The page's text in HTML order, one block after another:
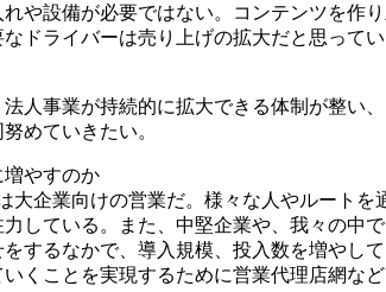
や設備が必要ではない。コンテンツを作
ドライバーは売り上げの拡大だと思って
人事業が持続的に拡大できる体制が整い
めていきたい。
やすのか
大企業向けの営業だ。様々な人やルート
している。また、中堅企業や、我々の中
するなかで、導入規模、投入数を増やし
くことを実現するために営業代理店網な